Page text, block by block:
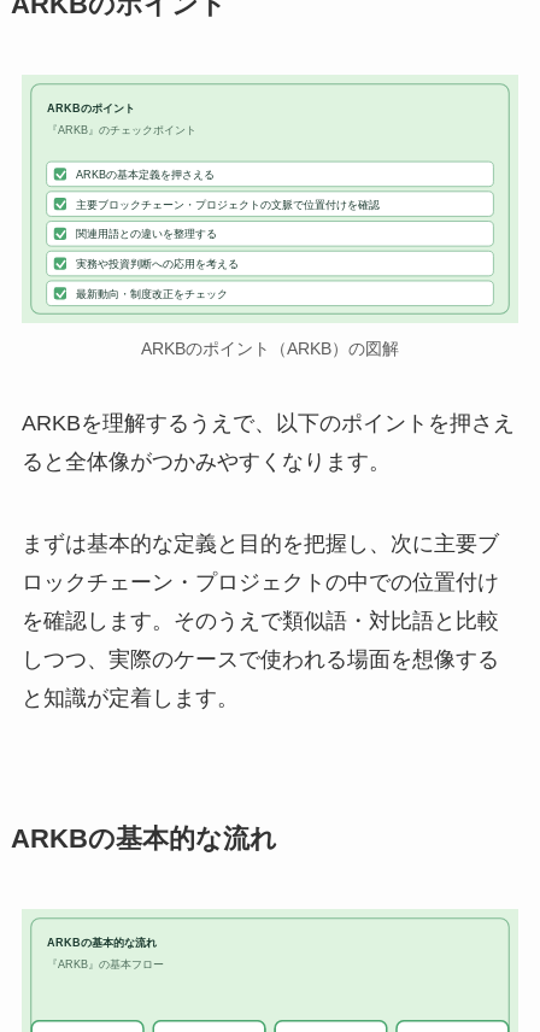
ARKBのポイント
『ARKB』のチェックポイント
ARKBの基本定義を押さえる
主要ブロックチェーン・プロジェクトの文脈で位置付けを確認
関連用語との違いを整理する
実務や投資判断への応用を考える
最新動向・制度改正をチェック
ARKBのポイント（ARKB）の図解
ARKBを理解するうえで、以下のポイントを押さえ
ると全体像がつかみやすくなります。
まずは基本的な定義と目的を把握し、次に主要ブ
ロックチェーン・プロジェクトの中での位置付け
を確認します。そのうえで類似語・対比語と比較
しつつ、実際のケースで使われる場面を想像する
と知識が定着します。
ARKBの基本的な流れ
ARKBの基本的な流れ
『ARKB』の基本フロー